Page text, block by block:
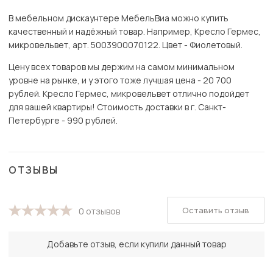
В мебельном дискаунтере МебельВиа можно купить
качественный и надёжный товар. Например, Кресло Гермес,
микровельвет, арт. 5003900070122. Цвет - Фиолетовый.
Цену всех товаров мы держим на самом минимальном
уровне на рынке, и у этого тоже лучшая цена - 20 700
рублей. Кресло Гермес, микровельвет отлично подойдет
для вашей квартиры! Стоимость доставки в г. Санкт-
Петербурге - 990 рублей.
ОТЗЫВЫ
0 отзывов
Добавьте отзыв, если купили данный товар
Оставить отзыв